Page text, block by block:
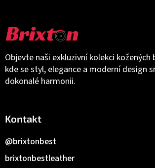
Objevte naši exkluzivní kolekci kožených
kde se styl, elegance a moderní design
dokonalé harmonii.
Kontakt
brixtonbestleather
@brixtonbest